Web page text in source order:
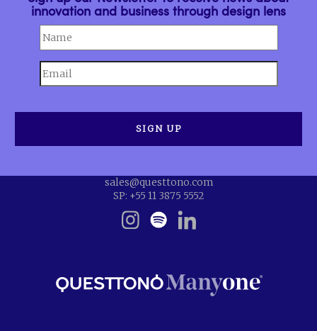
innovation and business through design lens
sales@questtono.com
SP: +55 11 3875 5552